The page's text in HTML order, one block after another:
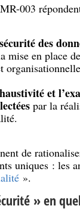
003
des
mise en place
et
par la
de
uniques : les
».
» en